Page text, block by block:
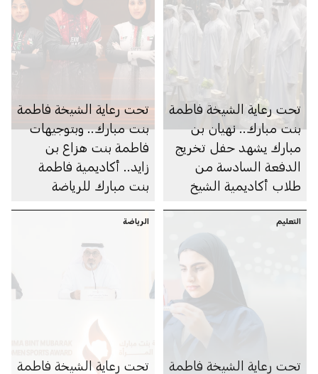
تحت رعاية الشيخة فاطمة
بنت مبارك.. نهيان بن
مبارك يشهد حفل تخريج
الدفعة السادسة من
طلاب أكاديمية الشيخ
تحت رعاية الشيخة فاطمة
بنت مبارك.. وبتوجيهات
فاطمة بنت هزاع بن
زايد.. أكاديمية فاطمة
بنت مبارك للرياضة
الأولى من بطولة البولينج
الدولية للسيدات تزامناً
مع افتتاح صالة البولينج
التعليم
تحت رعاية الشيخة فاطمة
الرياضة
تحت رعاية الشيخة فاطمة